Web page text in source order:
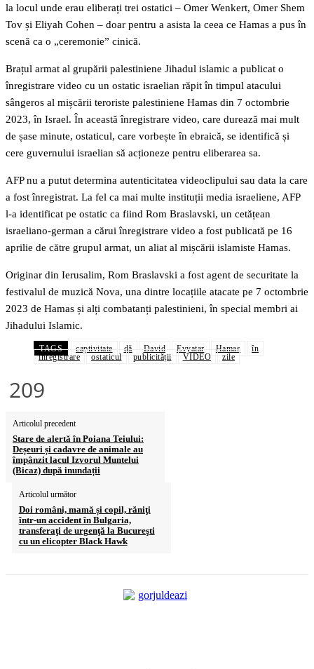
la locul unde erau eliberați trei ostatici – Omer Wenkert, Omer Shem
Tov și Eliyah Cohen – doar pentru a asista la ceea ce Hamas a pus în
scenă ca o „ceremonie” cinică.
Brațul armat al grupării palestiniene Jihadul islamic a publicat o
înregistrare video cu un ostatic israelian răpit în timpul atacului
sângeros al mișcării teroriste palestiniene Hamas din 7 octombrie
2023, în Israel. În această înregistrare video, care durează mai mult
de șase minute, ostaticul, care vorbește în ebraică, se identifică și
cere guvernului israelian să acționeze pentru eliberarea sa.
AFP nu a putut determina autenticitatea videoclipului sau data la care
a fost înregistrat. La fel ca mai multe instituții media israeliene, AFP
l-a identificat pe ostatic ca fiind Rom Braslavski, un cetățean
israeliano-german a cărui înregistrare video a fost publicată pe 16
aprilie de către grupul armat, un aliat al mișcării islamiste Hamas.
Originar din Ierusalim, Rom Braslavski a fost agent de securitate la
festivalul de muzică Nova, una dintre locațiile atacate pe 7 octombrie
2023 de Hamas și alți combatanți palestinieni, în special membri ai
Jihadului Islamic.
TAGS captivitate dă David Evyatar Hamas
în
înregistrare
ostaticul publicității VIDEO zile
209
Articolul precedent
Stare de alertă în Poiana Teiului:
Deșeuri și cadavre de animale au
împânzit lacul Izvorul Muntelui
(Bicaz) după inundații
Articolul următor
Doi români, mamă și copil, răniţi
într-un accident în Bulgaria,
transferaţi de urgenţă la Bucureşti
cu un elicopter Black Hawk